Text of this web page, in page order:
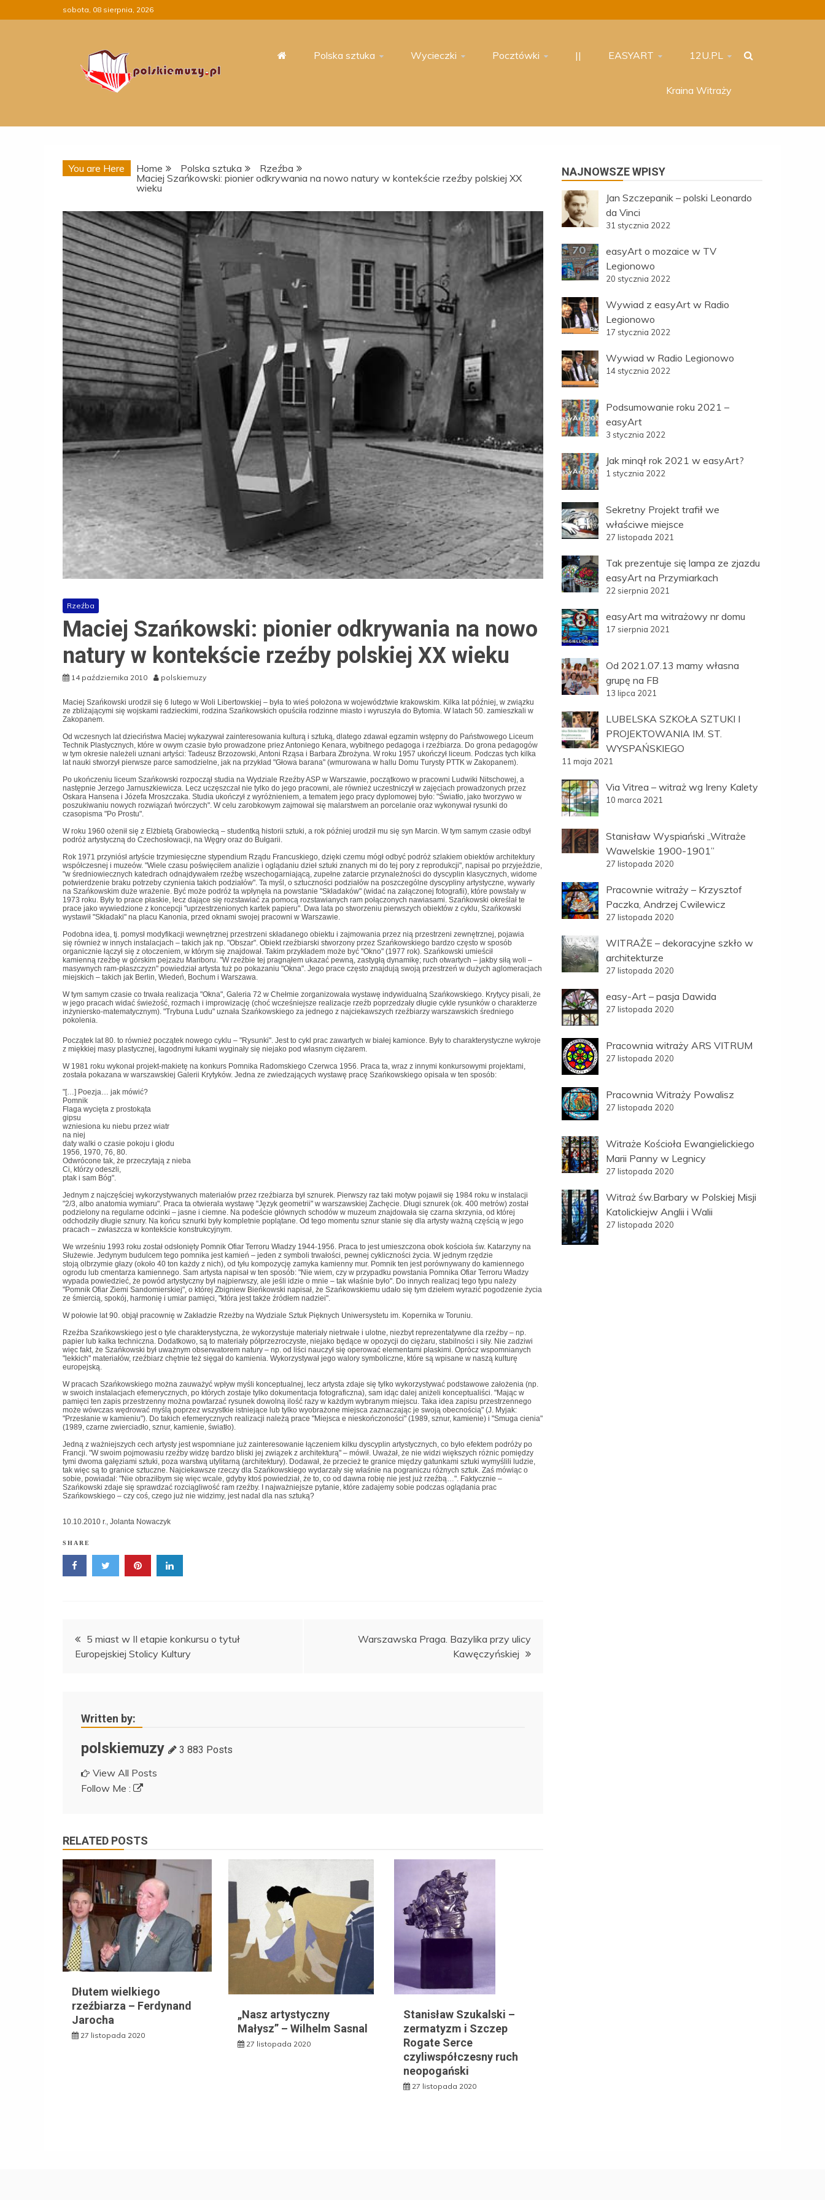
to
sobota, 08 sierpnia, 2026
Polska sztuka Wycieczki Pocztówki || EASYART 12U.PL
Kraina Witraży
You are Here Home Polska sztuka
Rzeźba
Maciej Szańkowski: pionier odkrywania na nowo natury w kontekście rzeźby polskiej XX
wieku
Rzeźba
Maciej Szańkowski: pionier odkrywania na nowo
natury w kontekście rzeźby polskiej XX wieku
14 października 2010 polskiemuzy
Maciej Szańkowski urodził się 6 lutego w Woli Libertowskiej – była to wieś położona w województwie krakowskim. Kilka lat później, w związku
ze zbliżającymi się wojskami radzieckimi, rodzina Szańkowskich opuściła rodzinne miasto i wyruszyła do Bytomia. W latach 50. zamieszkali w
Zakopanem.
Od wczesnych lat dzieciństwa Maciej wykazywał zainteresowania kulturą i sztuką, dlatego zdawał egzamin wstępny do Państwowego Liceum
Technik Plastycznych, które w owym czasie było prowadzone priez Antoniego Kenara, wybitnego pedagoga i rzeźbiarza. Do grona pedagogów
w tym okresie należeli uznani artyści: Tadeusz Brzozowski, Antoni Rząsa i Barbara Zbrożyna. W roku 1957 ukończył liceum. Podczas tych kilka
lat nauki stworzył pierwsze parce samodzielne, jak na przykład "Głowa barana" (wmurowana w hallu Domu Turysty PTTK w Zakopanem).
Po ukończeniu liceum Szańkowski rozpoczął studia na Wydziale Rzeźby ASP w Warszawie, początkowo w pracowni Ludwiki Nitschowej, a
następnie Jerzego Jarnuszkiewicza. Lecz uczęszczał nie tylko do jego pracowni, ale również uczestniczył w zajęciach prowadzonych przez
Oskara Hansena i Józefa Mroszczaka. Studia ukończył z wyróżnieniem, a tematem jego pracy dyplomowej było: "Światło, jako tworzywo w
poszukiwaniu nowych rozwiązań twórczych". W celu zarobkowym zajmował się malarstwem an porcelanie oraz wykonywał rysunki do
czasopisma "Po Prostu".
W roku 1960 ożenił się z Elżbietą Grabowiecką – studentką historii sztuki, a rok później urodził mu się syn Marcin. W tym samym czasie odbył
podróż artystyczną do Czechosłowacji, na Węgry oraz do Bułgarii.
Rok 1971 przyniósł artyście trzymiesięczne stypendium Rządu Francuskiego, dzięki czemu mógł odbyć podróż szlakiem obiektów architektury
współczesnej i muzeów. "Wiele czasu poświęciłem analizie i oglądaniu dzieł sztuki znanych mi do tej pory z reprodukcji", napisał po przyjeździe,
"w średniowiecznych katedrach odnajdywałem rzeźbę wszechogarniającą, zupełne zatarcie przynależności do dyscyplin klasycznych, widome
potwierdzenie braku potrzeby czynienia takich podziałów". Ta myśl, o sztuczności podziałów na poszczególne dyscypliny artystyczne, wywarły
na Szańkowskim duże wrażenie. Być może podróż ta wpłynęła na powstanie "Składaków" (widać na załączonej fotografii), które powstały w
1973 roku. Były to prace płaskie, lecz dające się rozstawiać za pomocą rozstawianych ram połączonych nawiasami. Szańkowski określał te
prace jako wywiedzione z koncepcji "uprzestrzenionych kartek papieru". Dwa lata po stworzeniu pierwszych obiektów z cyklu, Szańkowski
wystawił "Składaki" na placu Kanonia, przed oknami swojej pracowni w Warszawie.
Podobna idea, tj. pomysł modyfikacji wewnętrznej przestrzeni składanego obiektu i zajmowania przez nią przestrzeni zewnętrznej, pojawia
się również w innych instalacjach – takich jak np. "Obszar". Obiekt rzeźbiarski stworzony przez Szańkowskiego bardzo często w sposób
organicznie łączył się z otoczeniem, w którym się znajdował. Takim przykładem może być "Okno" (1977 rok). Szańkowski umieścił
kamienną rzeźbę w górskim pejzażu Mariboru. "W rzeźbie tej pragnąłem ukazać pewną, zastygłą dynamikę; ruch otwartych – jakby siłą woli –
masywnych ram-płaszczyzn" powiedział artysta tuż po pokazaniu "Okna". Jego prace często znajdują swoją przestrzeń w dużych aglomeracjach
miejskich – takich jak Berlin, Wiedeń, Bochum i Warszawa.
W tym samym czasie co trwała realizacja "Okna", Galeria 72 w Chełmie zorganizowała wystawę indywidualną Szańkowskiego. Krytycy pisali, że
w jego pracach widać świeżość, rozmach i improwizację (choć wcześniejsze realizacje rzeźb poprzedzały długie cykle rysunków o charakterze
inżyniersko-matematycznym). "Trybuna Ludu" uznała Szańkowskiego za jednego z najciekawszych rzeźbiarzy warszawskich średniego
pokolenia.
Początek lat 80. to również początek nowego cyklu – "Rysunki". Jest to cykl prac zawartych w białej kamionce. Były to charakterystyczne wykroje
z miękkiej masy plastycznej, łagodnymi łukami wyginały się niejako pod własnym ciężarem.
W 1981 roku wykonał projekt-makietę na konkurs Pomnika Radomskiego Czerwca 1956. Praca ta, wraz z innymi konkursowymi projektami,
została pokazana w warszawskiej Galerii Krytyków. Jedna ze zwiedzających wystawę pracę Szańkowskiego opisała w ten sposób:
"[…] Poezja… jak mówić?
Pomnik
Flaga wycięta z prostokąta
gipsu
wzniesiona ku niebu przez wiatr
na niej
daty walki o czasie pokoju i głodu
1956, 1970, 76, 80.
Odwrócone tak, że przeczytają z nieba
Ci, którzy odeszli,
ptak i sam Bóg".
Jednym z najczęściej wykorzystywanych materiałów przez rzeźbiarza był sznurek. Pierwszy raz taki motyw pojawił się 1984 roku w instalacji
"2/3, albo anatomia wymiaru". Praca ta otwierała wystawę "Język geometrii" w warszawskiej Zachęcie. Długi sznurek (ok. 400 metrów) został
podzielony na regularne odcinki – jasne i ciemne. Na podeście głównych schodów w muzeum znajdowała się czarna skrzynia, od której
odchodziły długie sznury. Na końcu sznurki były kompletnie poplątane. Od tego momentu sznur stanie się dla artysty ważną częścią w jego
pracach – zwłaszcza w kontekście konstrukcyjnym.
We wrześniu 1993 roku został odsłonięty Pomnik Ofiar Terroru Władzy 1944-1956. Praca to jest umieszczona obok kościoła św. Katarzyny na
Służewie. Jedynym budulcem tego pomnika jest kamień – jeden z symboli trwałości, pewnej cykliczności życia. W jednym rzędzie
stoją olbrzymie głazy (około 40 ton każdy z nich), od tyłu kompozycję zamyka kamienny mur. Pomnik ten jest porównywany do kamiennego
ogrodu lub cmentarza kamiennego. Sam artysta napisał w ten sposób: "Nie wiem, czy w przypadku powstania Pomnika Ofiar Terroru Władzy
wypada powiedzieć, że powód artystyczny był najpierwszy, ale jeśli idzie o mnie – tak właśnie było". Do innych realizacj tego typu należy
"Pomnik Ofiar Ziemi Sandomierskiej", o której Zbigniew Bieńkowski napisał, że Szańkowskiemu udało się tym dziełem wyrazić pogodzenie życia
ze śmiercią, spokój, harmonię i umiar pamięci, "która jest także źródłem nadziei".
W połowie lat 90. objął pracownię w Zakładzie Rzeżby na Wydziale Sztuk Pięknych Uniwersystetu im. Kopernika w Toruniu.
Rzeźba Szańkowskiego jest o tyle charakterystyczna, że wykorzystuje materiały nietrwałe i ulotne, niezbyt reprezentatywne dla rzeźby – np.
papier lub kalka techniczna. Dodatkowo, są to materiały półprzezroczyste, niejako będące w opozycji do ciężaru, stabilności i siły. Nie zadziwi
więc fakt, że Szańkowski był uważnym obserwatorem natury – np. od liści nauczył się operować elementami płaskimi. Oprócz wspomnianych
"lekkich" materiałów, rzeźbiarz chętnie też sięgał do kamienia. Wykorzystywał jego walory symboliczne, które są wpisane w naszą kulturę
europejską.
W pracach Szańkowskiego można zauważyć wpływ myśli konceptualnej, lecz artysta zdaje się tylko wykorzystywać podstawowe założenia (np.
w swoich instalacjach efemerycznych, po których zostaje tylko dokumentacja fotograficzna), sam idąc dalej aniżeli konceptualiści. "Mając w
pamięci ten zapis przestrzenny można powtarzać rysunek dowolną ilość razy w każdym wybranym miejscu. Taka idea zapisu przestrzennego
może wówczas wędrować myślą poprzez wszystkie istniejące lub tylko wyobrażone miejsca zaznaczając je swoją obecnością" (J. Myjak:
"Przesłanie w kamieniu"). Do takich efemerycznych realizacji należą prace "Miejsca e nieskończoności" (1989, sznur, kamienie) i "Smuga cienia"
(1989, czarne zwierciadło, sznur, kamienie, światło).
Jedną z ważniejszych cech artysty jest wspomniane już zainteresowanie łączeniem kilku dyscyplin artystycznych, co było efektem podróży po
Francji. "W swoim pojmowasiu rzeźby widzę bardzo bliski jej związek z architekturą" – mówił. Uważał, że nie widzi większych różnic pomiędzy
tymi dwoma gałęziami sztuki, poza warstwą utylitarną (architektury). Dodawał, że przecież te granice między gatunkami sztuki wymyślili ludzie,
tak więc są to granice sztuczne. Najciekawsze rzeczy dla Szańkowskiego wydarzały się właśnie na pograniczu różnych sztuk. Zaś mówiąc o
sobie, powiadał: "Nie obraziłbym się więc wcale, gdyby ktoś powiedział, że to, co od dawna robię nie jest już rzeźbą…". Faktycznie –
Szańkowski zdaje się sprawdzać rozciągliwość ram rzeźby. I najważniejsze pytanie, które zadajemy sobie podczas oglądania prac
Szańkowskiego – czy coś, czego już nie widzimy, jest nadal dla nas sztuką?
10.10.2010 r., Jolanta Nowaczyk
SHARE
Nawigacja
wpisu
5 miast w II etapie konkursu o tytuł
Europejskiej Stolicy Kultury
Warszawska Praga. Bazylika przy ulicy
Kawęczyńskiej
Written by:
polskiemuzy 3 883 Posts
View All Posts
Follow Me :
RELATED POSTS
Dłutem wielkiego
rzeźbiarza – Ferdynand
Jarocha
27 listopada 2020
„Nasz artystyczny
Małysz” – Wilhelm Sasnal
27 listopada 2020
Stanisław Szukalski –
zermatyzm i Szczep
Rogate Serce
czyliwspółczesny ruch
neopogański
27 listopada 2020
NAJNOWSZE WPISY
Jan Szczepanik – polski Leonardo
da Vinci
31 stycznia 2022
easyArt o mozaice w TV
Legionowo
20 stycznia 2022
Wywiad z easyArt w Radio
Legionowo
17 stycznia 2022
Wywiad w Radio Legionowo
14 stycznia 2022
Podsumowanie roku 2021 –
easyArt
3 stycznia 2022
Jak minął rok 2021 w easyArt?
1 stycznia 2022
Sekretny Projekt trafił we
właściwe miejsce
27 listopada 2021
Tak prezentuje się lampa ze zjazdu
easyArt na Przymiarkach
22 sierpnia 2021
easyArt ma witrażowy nr domu
17 sierpnia 2021
Od 2021.07.13 mamy własna
grupę na FB
13 lipca 2021
LUBELSKA SZKOŁA SZTUKI I
PROJEKTOWANIA IM. ST.
WYSPAŃSKIEGO
11 maja 2021
Via Vitrea – witraż wg Ireny Kalety
10 marca 2021
Stanisław Wyspiański „Witraże
Wawelskie 1900-1901”
27 listopada 2020
Pracownie witraży – Krzysztof
Paczka, Andrzej Cwilewicz
27 listopada 2020
WITRAŻE – dekoracyjne szkło w
architekturze
27 listopada 2020
easy-Art – pasja Dawida
27 listopada 2020
Pracownia witraży ARS VITRUM
27 listopada 2020
Pracownia Witraży Powalisz
27 listopada 2020
Witraże Kościoła Ewangielickiego
Marii Panny w Legnicy
27 listopada 2020
Witraż św.Barbary w Polskiej Misji
Katolickiejw Anglii i Walii
27 listopada 2020